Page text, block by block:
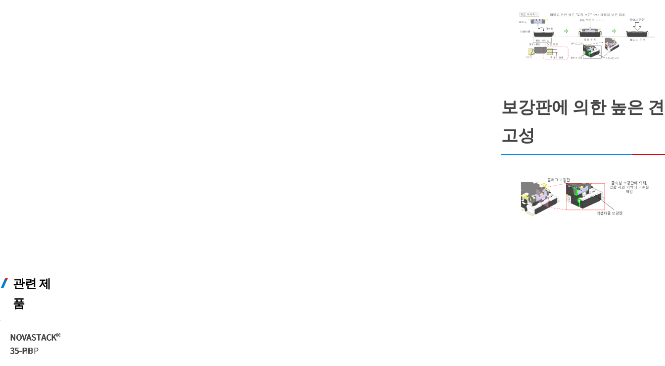
보강판에 의한 높은 견
고성
관련 제
품
NOVASTACK®
35-P
NOVASTACK®
35-HDP
NOVASTACK®
35-PH